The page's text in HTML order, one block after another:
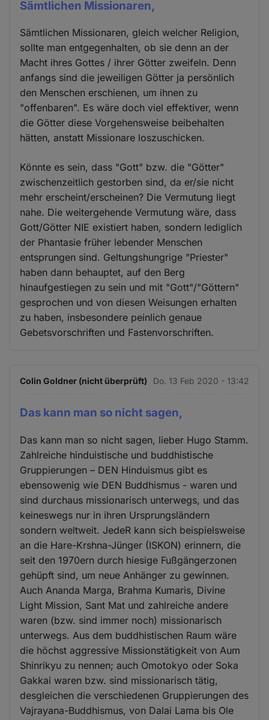
Sämtlichen Missionaren,
Sämtlichen Missionaren, gleich welcher Religion,
sollte man entgegenhalten, ob sie denn an der
Macht ihres Gottes / ihrer Götter zweifeln. Denn
anfangs sind die jeweiligen Götter ja persönlich
den Menschen erschienen, um ihnen zu
"offenbaren". Es wäre doch viel effektiver, wenn
die Götter diese Vorgehensweise beibehalten
hätten, anstatt Missionare loszuschicken.
Könnte es sein, dass "Gott" bzw. die "Götter"
zwischenzeitlich gestorben sind, da er/sie nicht
mehr erscheint/erscheinen? Die Vermutung liegt
nahe. Die weitergehende Vermutung wäre, dass
Gott/Götter NIE existiert haben, sondern lediglich
der Phantasie früher lebender Menschen
entsprungen sind. Geltungshungrige "Priester"
haben dann behauptet, auf den Berg
hinaufgestiegen zu sein und mit "Gott"/"Göttern"
gesprochen und von diesen Weisungen erhalten
zu haben, insbesondere peinlich genaue
Gebetsvorschriften und Fastenvorschriften.
Colin Goldner (nicht überprüft) Do. 13 Feb 2020 - 13:42
Das kann man so nicht sagen,
Das kann man so nicht sagen, lieber Hugo Stamm.
Zahlreiche hinduistische und buddhistische
Gruppierungen – DEN Hinduismus gibt es
ebensowenig wie DEN Buddhismus - waren und
sind durchaus missionarisch unterwegs, und das
keineswegs nur in ihren Ursprungsländern
sondern weltweit. JedeR kann sich beispielsweise
an die Hare-Krshna-Jünger (ISKON) erinnern, die
seit den 1970ern durch hiesige Fußgängerzonen
gehüpft sind, um neue Anhänger zu gewinnen.
Auch Ananda Marga, Brahma Kumaris, Divine
Light Mission, Sant Mat und zahlreiche andere
waren (bzw. sind immer noch) missionarisch
unterwegs. Aus dem buddhistischen Raum wäre
die höchst aggressive Missionstätigkeit von Aum
Shinrikyu zu nennen; auch Omotokyo oder Soka
Gakkai waren bzw. sind missionarisch tätig,
desgleichen die verschiedenen Gruppierungen des
Vajrayana-Buddhismus, von Dalai Lama bis Ole